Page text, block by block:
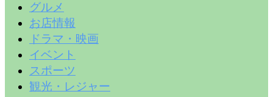
グルメ
お店情報
ドラマ・映画
イベント
スポーツ
観光・レジャー